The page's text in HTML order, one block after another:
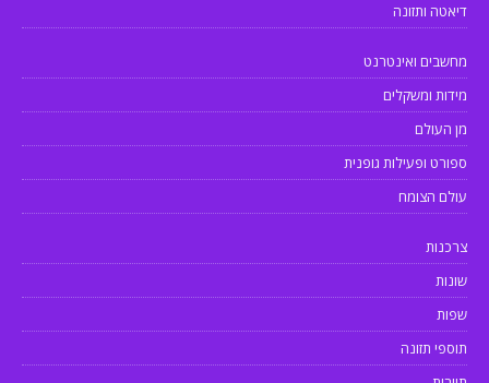
דיאטה ותזונה
מחשבים ואינטרנט
מידות ומשקלים
מן העולם
ספורט ופעילות גופנית
עולם הצומח
צרכנות
שונות
שפות
תוספי תזונה